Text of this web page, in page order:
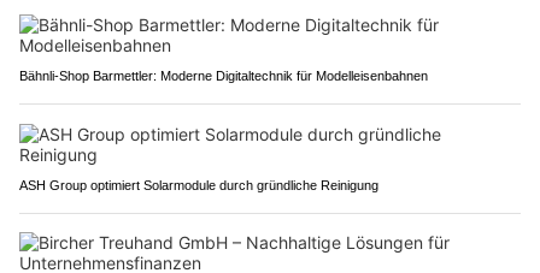
Bähnli-Shop Barmettler: Moderne Digitaltechnik für Modelleisenbahnen
ASH Group optimiert Solarmodule durch gründliche Reinigung